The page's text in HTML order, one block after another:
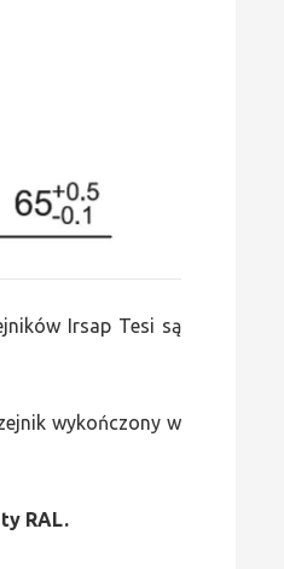
Irsap Tesi są
wykończony w
RAL.